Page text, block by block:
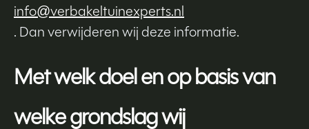
info@verbakeltuinexperts.nl
. Dan verwijderen wij deze informatie.
Met welk doel en op basis van
welke grondslag wij